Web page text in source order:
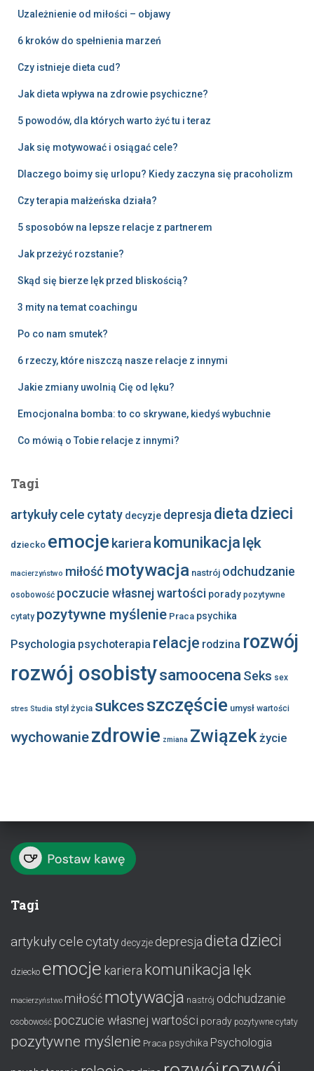
Uzależnienie od miłości – objawy
6 kroków do spełnienia marzeń
Czy istnieje dieta cud?
Jak dieta wpływa na zdrowie psychiczne?
5 powodów, dla których warto żyć tu i teraz
Jak się motywować i osiągać cele?
Dlaczego boimy się urlopu? Kiedy zaczyna się pracoholizm
Czy terapia małżeńska działa?
5 sposobów na lepsze relacje z partnerem
Jak przeżyć rozstanie?
Skąd się bierze lęk przed bliskością?
3 mity na temat coachingu
Po co nam smutek?
6 rzeczy, które niszczą nasze relacje z innymi
Jakie zmiany uwolnią Cię od lęku?
Emocjonalna bomba: to co skrywane, kiedyś wybuchnie
Co mówią o Tobie relacje z innymi?
Tagi
artykułycele cytaty decyzje depresja dieta dzieci
dziecko emocje kariera komunikacja lęk
macierzyństwo miłość motywacja nastrój odchudzanie
osobowość poczucie własnej wartości porady pozytywne
cytaty pozytywne myślenie Praca psychika
Psychologia psychoterapia relacje rodzina rozwój
rozwój osobistysamoocenaSeks sex
stres Studia styl życia sukcesszczęście umysł wartości
wychowaniezdrowie zmiana Związekżycie
Tagi
artykułycele cytaty decyzje depresja dietadzieci
dziecko emocje kariera komunikacja lęk
macierzyństwo miłośćmotywacja nastrój odchudzanie
osobowość poczucie własnej wartości porady pozytywne cytaty
pozytywne myślenie Praca psychika Psychologia